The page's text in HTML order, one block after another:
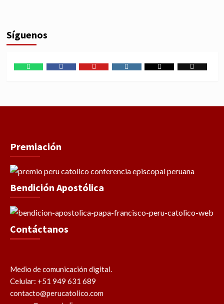
Síguenos
Premiación
Bendición Apostólica
Contáctanos
Medio de comunicación digital.
Celular: +51 949 631 689
contacto@perucatolico.com